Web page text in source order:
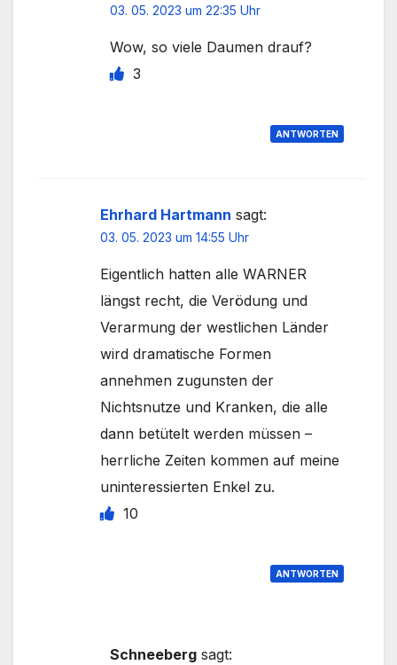
03. 05. 2023 um 22:35 Uhr
Wow, so viele Daumen drauf?
3
ANTWORTEN
Ehrhard Hartmann sagt:
03. 05. 2023 um 14:55 Uhr
Eigentlich hatten alle WARNER
längst recht, die Verödung und
Verarmung der westlichen Länder
wird dramatische Formen
annehmen zugunsten der
Nichtsnutze und Kranken, die alle
dann betütelt werden müssen –
herrliche Zeiten kommen auf meine
uninteressierten Enkel zu.
10
ANTWORTEN
Schneeberg sagt: